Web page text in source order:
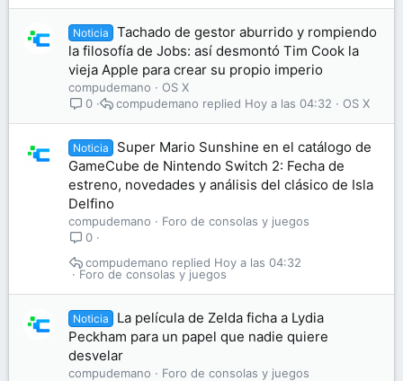
Noticia
Tachado de gestor aburrido y rompiendo
la filosofía de Jobs: así desmontó Tim Cook la
vieja Apple para crear su propio imperio
compudemano
OS X
0
OS X
Hoy a las 04:32
compudemano
Noticia
Super Mario Sunshine en el catálogo de
GameCube de Nintendo Switch 2: Fecha de
estreno, novedades y análisis del clásico de Isla
Delfino
compudemano
Foro de consolas y juegos
0
Foro de consolas y juegos
Hoy a las 04:32
compudemano
Noticia
La película de Zelda ficha a Lydia
Peckham para un papel que nadie quiere
desvelar
compudemano
Foro de consolas y juegos